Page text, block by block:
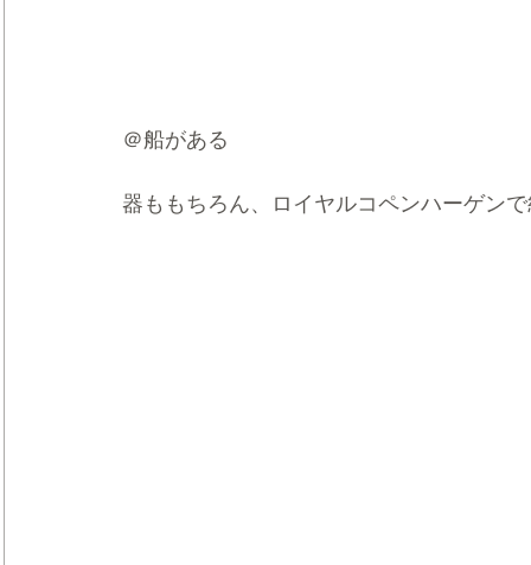
＠船がある
器ももちろん、ロイヤルコペンハーゲン